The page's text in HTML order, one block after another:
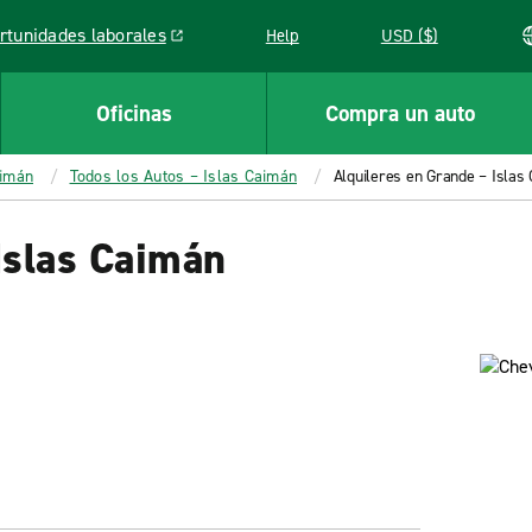
laborales
in a new window Help USD ($)
Oficinas Compra un auto
Todos los Autos – Islas Caimán Alquileres en Grande – Islas
Caimán